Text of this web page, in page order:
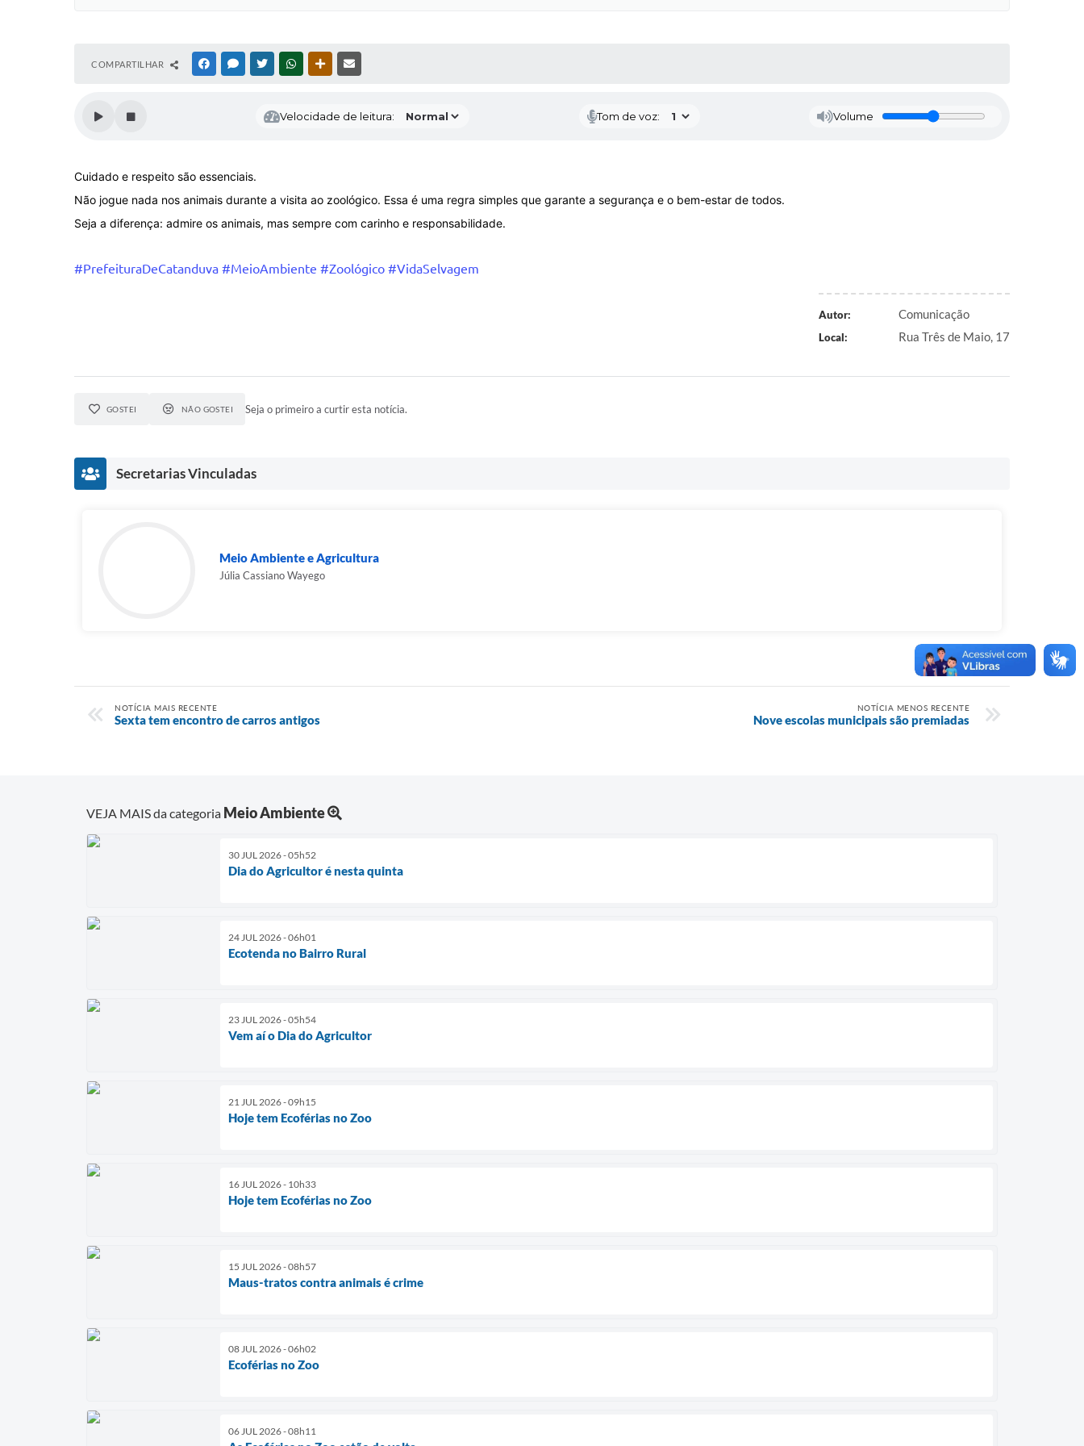
COMPARTILHAR FACEBOOKMESSENGER
TWITTERWHATSAPPOUTRAS MÍDIAS
Velocidade de leitura: Tom de voz: Volume
Cuidado e respeito são essenciais.
Não jogue nada nos animais durante a visita ao zoológico. Essa é uma regra simples que garante a segurança e o bem-estar de todos.
Seja a diferença: admire os animais, mas sempre com carinho e responsabilidade.
#PrefeituraDeCatanduva #MeioAmbiente #Zoológico #VidaSelvagem
Autor: Comunicação
Local: Rua Três de Maio, 17
GOSTEI NÃO GOSTEI Seja o primeiro a curtir esta notícia.
Secretarias Vinculadas
Meio Ambiente e Agricultura
Júlia Cassiano Wayego
NOTÍCIA MAIS RECENTE
Sexta tem encontro de carros antigos
NOTÍCIA MENOS RECENTE
Nove escolas municipais são premiadas
VEJA MAIS da categoria Meio Ambiente
30 JUL 2026 - 05h52
Dia do Agricultor é nesta quinta
24 JUL 2026 - 06h01
Ecotenda no Bairro Rural
23 JUL 2026 - 05h54
Vem aí o Dia do Agricultor
21 JUL 2026 - 09h15
Hoje tem Ecoférias no Zoo
16 JUL 2026 - 10h33
Hoje tem Ecoférias no Zoo
15 JUL 2026 - 08h57
Maus-tratos contra animais é crime
08 JUL 2026 - 06h02
Ecoférias no Zoo
06 JUL 2026 - 08h11